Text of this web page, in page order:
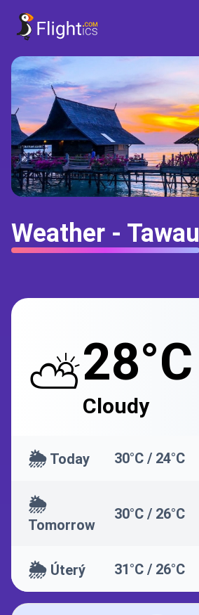
Weather - Tawau
⛅28°C
Cloudy
🌦️ Today 30°C / 24°C
🌦️
Tomorrow
30°C / 26°C
🌦️ Úterý 31°C / 26°C